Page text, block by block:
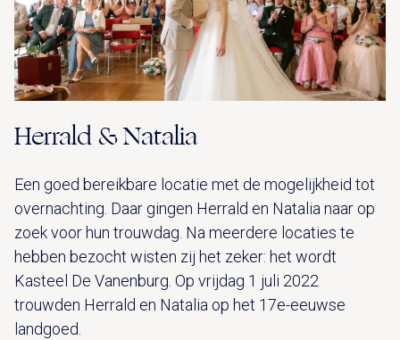
Herrald & Natalia
Een goed bereikbare locatie met de mogelijkheid tot
overnachting. Daar gingen Herrald en Natalia naar op
zoek voor hun trouwdag. Na meerdere locaties te
hebben bezocht wisten zij het zeker: het wordt
Kasteel De Vanenburg. Op vrijdag 1 juli 2022
trouwden Herrald en Natalia op het 17e-eeuwse
landgoed.